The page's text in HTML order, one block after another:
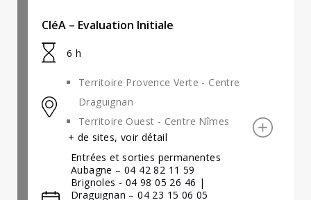
CléA – Evaluation Initiale
6 h
Territoire Provence Verte - Centre
Draguignan
Territoire Ouest - Centre Nîmes
+ de sites, voir détail
Entrées et sorties permanentes
Aubagne – 04 42 82 11 59
Brignoles - 04 98 05 26 46 |
Draguignan – 04 23 15 06 05